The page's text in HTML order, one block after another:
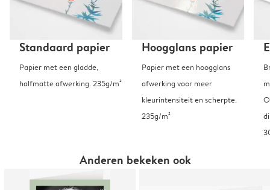
Standaard papier
Papier met een gladde,
halfmatte afwerking. 235g/m²
Hoogglans papier
Papier met een hoogglans
afwerking voor meer
kleurintensiteit en scherpte.
235g/m²
Anderen bekeken ook